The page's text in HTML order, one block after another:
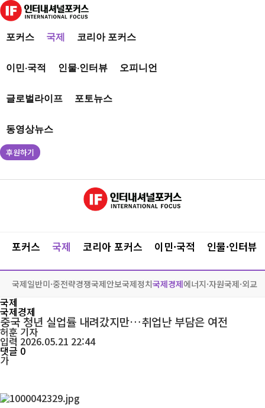
포커스 국제 코리아 포커스
이민·국적 인물·인터뷰 오피니언
글로벌라이프 포토뉴스
동영상뉴스
후원하기
포커스 국제 코리아 포커스 이민·국적 인물·인터뷰
국제일반미·중전략경쟁국제안보국제정치국제경제에너지·자원국제·외교
국제
국제경제
중국 청년 실업률 내려갔지만…취업난 부담은 여전
허훈기자
입력 2026.05.21 22:44
댓글 0
가